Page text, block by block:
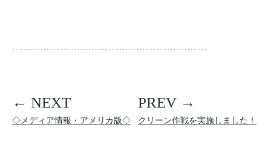
……………………………………………………………
◇メディア情報・アメリカ版◇ クリーン作戦を実施しました！